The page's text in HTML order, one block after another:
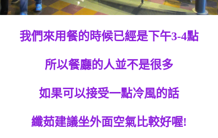
我們來用餐的時候已經是下午3-4點
所以餐廳的人並不是很多
如果可以接受一點冷風的話
纖茹建議坐外面空氣比較好喔!